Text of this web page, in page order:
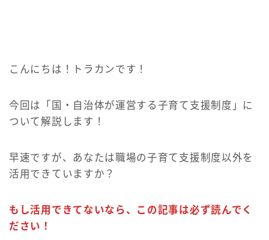
こんにちは！トラカンです！
今回は「国・自治体が運営する子育て支援制度」に
ついて解説します！
早速ですが、あなたは職場の子育て支援制度以外を
活用できていますか？
もし活用できてないなら、この記事は必ず読んでく
ださい！